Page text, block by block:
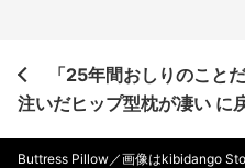
「25年間おしりのこと
注いだヒップ型枕が凄い に
Buttress Pillow／画像はkibidango